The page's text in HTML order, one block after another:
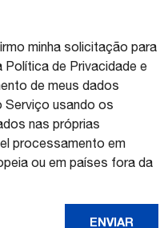
minha solicitação para
de Privacidade e
de meus dados
Serviço usando os
nas próprias
processamento em
ou em países fora da